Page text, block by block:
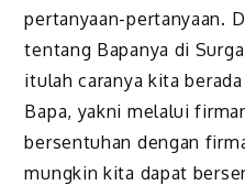
pertanyaan-pertanyaan.
tentang Bapanya di
itulah caranya kita
Bapa, yakni melalui
bersentuhan dengan
mungkin kita dapat